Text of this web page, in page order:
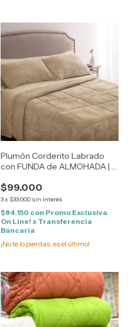
Plumón Corderito Labrado
con FUNDA de ALMOHADA | 1
$99.000
3x $33.000 sin interés
$84.150 con Promo Exclusiva
On Line! x Transferencia
Bancaria
¡No te lo pierdas, es el último!